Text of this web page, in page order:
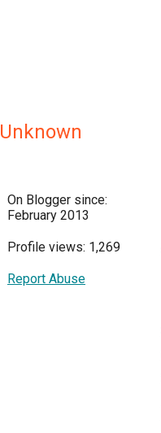
Unknown
On Blogger since:
February 2013
Profile views: 1,269
Report Abuse